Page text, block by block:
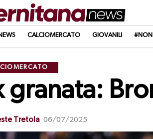
CALCIOMERCATO GIOVANILI
granata:
Tretola 06/07/2025